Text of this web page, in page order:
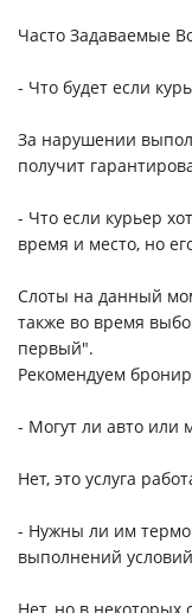
Часто Задаваемые
- Что будет если
За нарушении
получит
- Что если курьер
время и место, но
Слоты на данный
также во время
первый".
Рекомендуем
- Могут ли авто или
Нет, это услуга
- Нужны ли им
выполнений